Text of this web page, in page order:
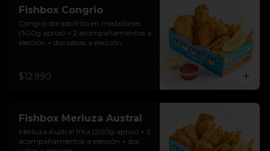
Fishbox Congrio
Congrio dorado frito en medallones
(300g aprox) + 2 acompañamientos a
elección + dos salsas a elección.
$12.990
Fishbox Merluza Austral
Merluza Austral frita (200g aprox) + 2
acompañamientos a elección + dos